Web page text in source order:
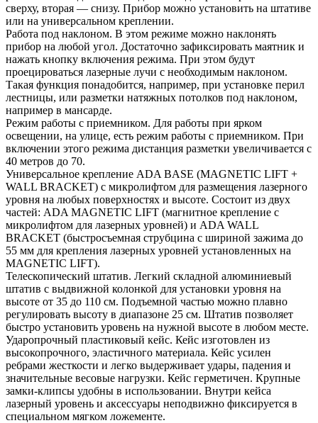
сверху, вторая — снизу. Прибор можно установить на штативе
или на универсальном креплении.
Работа под наклоном. В этом режиме можно наклонять
прибор на любой угол. Достаточно зафиксировать маятник и
нажать кнопку включения режима. При этом будут
проецироваться лазерные лучи с необходимым наклоном.
Такая функция понадобится, например, при установке перил
лестницы, или разметки натяжных потолков под наклоном,
например в мансарде.
Режим работы с приемником. Для работы при ярком
освещении, на улице, есть режим работы с приемником. При
включении этого режима дистанция разметки увеличивается с
40 метров до 70.
Универсальное крепление ADA BASE (MAGNETIC LIFT +
WALL BRACKET) с микролифтом для размещения лазерного
уровня на любых поверхностях и высоте. Состоит из двух
частей: ADA MAGNETIC LIFT (магнитное крепление с
микролифтом для лазерных уровней) и ADA WALL
BRACKET (быстросъемная струбцина с шириной зажима до
55 мм для крепления лазерных уровней установленных на
MAGNETIC LIFT).
Телескопический штатив. Легкий складной алюминиевый
штатив с выдвижной колонкой для установки уровня на
высоте от 35 до 110 см. Подъемной частью можно плавно
регулировать высоту в диапазоне 25 см. Штатив позволяет
быстро установить уровень на нужной высоте в любом месте.
Ударопрочный пластиковый кейс. Кейс изготовлен из
высокопрочного, эластичного материала. Кейс усилен
ребрами жесткости и легко выдерживает удары, падения и
значительные весовые нагрузки. Кейс герметичен. Крупные
замки-клипсы удобны в использовании. Внутри кейса
лазерный уровень и аксессуары неподвижно фиксируется в
специальном мягком ложементе.